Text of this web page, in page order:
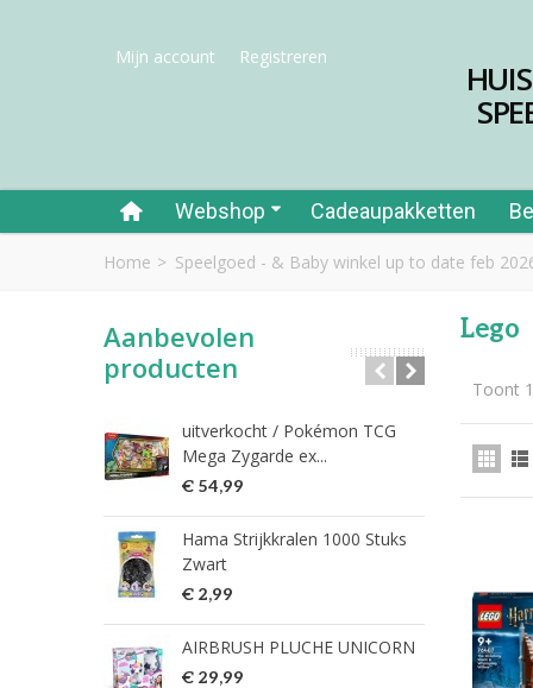
Mijn account Registreren
Webshop Cadeaupakketten
Home > Speelgoed - & Baby winkel up to date feb
Aanbevolen
producten
uitverkocht / Pokémon TCG
Mega Zygarde ex...
€ 54,99
Hama Strijkkralen 1000 Stuks
Zwart
€ 2,99
AIRBRUSH PLUCHE UNICORN
€ 29,99
€
HG
Lego
Toont